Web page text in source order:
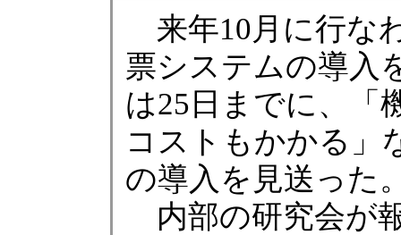
来年10月に行な
票システムの導入
は25日までに、「
コストもかかる」
の導入を見送った
内部の研究会が